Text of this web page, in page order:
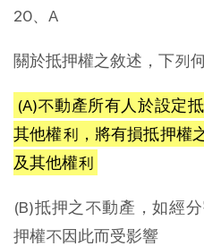
20、A
關於抵押權之敘述，下列
(A)不動產所有人於設定
其他權利，將有損抵押權
及其他權利
(B)抵押之不動產，如經
押權不因此而受影響